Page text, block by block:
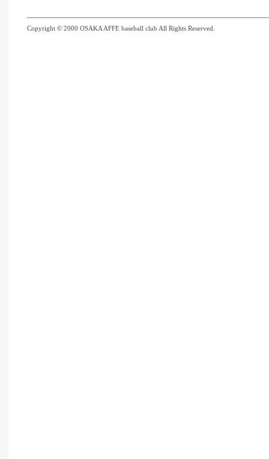
Copyright © 2000 OSAKA AFFE baseball club All Rights Reserved.